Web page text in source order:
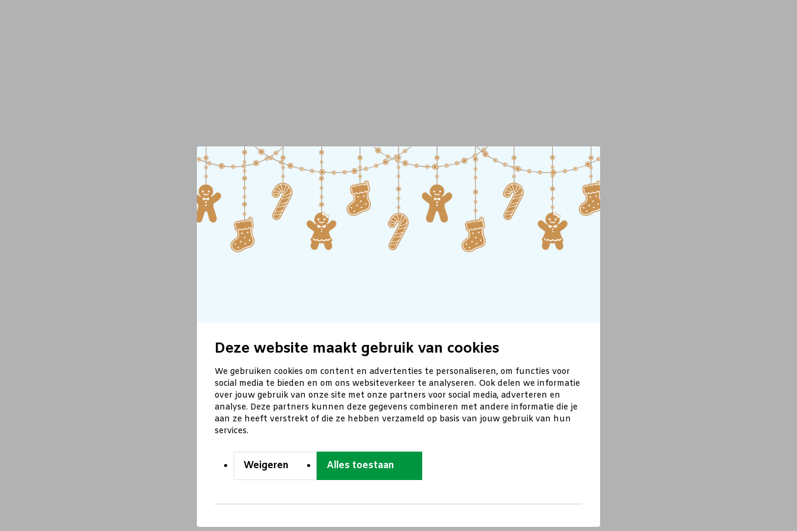
Deze website maakt gebruik van cookies
We gebruiken cookies om content en advertenties te personaliseren, om functies voor
social media te bieden en om ons websiteverkeer te analyseren. Ook delen we informatie
over jouw gebruik van onze site met onze partners voor social media, adverteren en
analyse. Deze partners kunnen deze gegevens combineren met andere informatie die je
aan ze heeft verstrekt of die ze hebben verzameld op basis van jouw gebruik van hun
services.
Weigeren Alles toestaan